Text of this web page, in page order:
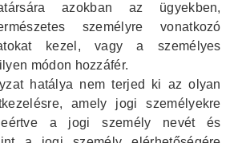
azokban az ügyekben,
személyre vonatkozó
kezel, vagy a személyes
módon hozzáfér.
hatálya nem terjed ki az olyan
amely jogi személyekre
a jogi személy nevét és